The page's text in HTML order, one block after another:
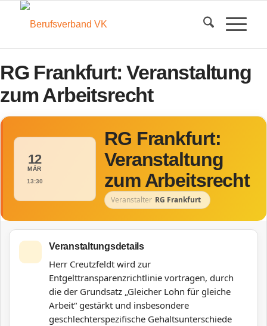
RG Frankfurt: Veranstaltung
zum Arbeitsrecht
12
MÄR
13:30
RG Frankfurt:
Veranstaltung
zum Arbeitsrecht
Veranstalter RG Frankfurt
Veranstaltungsdetails
Herr Creutzfeldt wird zur
Entgelttransparenzrichtlinie vortragen, durch
die der Grundsatz „Gleicher Lohn für gleiche
Arbeit“ gestärkt und insbesondere
geschlechterspezifische Gehaltsunterschiede